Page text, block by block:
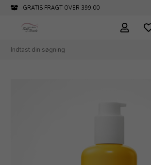
GRATIS FRAGT OVER 399,00